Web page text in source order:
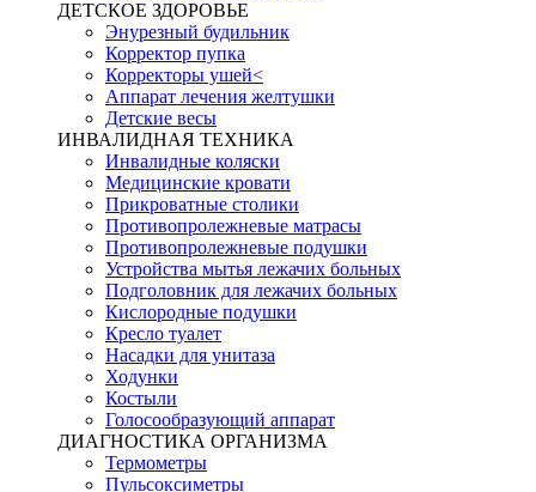
ДЕТСКОЕ ЗДОРОВЬЕ
Энурезный будильник
Корректор пупка
Корректоры ушей<
Аппарат лечения желтушки
Детские весы
ИНВАЛИДНАЯ ТЕХНИКА
Инвалидные коляски
Медицинские кровати
Прикроватные столики
Противопролежневые матрасы
Противопролежневые подушки
Устройства мытья лежачих больных
Подголовник для лежачих больных
Кислородные подушки
Кресло туалет
Насадки для унитаза
Ходунки
Костыли
Голосообразующий аппарат
ДИАГНОСТИКА ОРГАНИЗМА
Термометры
Пульсоксиметры